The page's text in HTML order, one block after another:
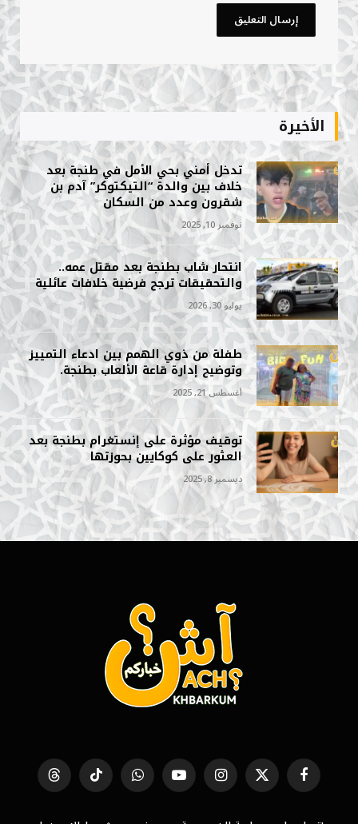
الأخيرة
تدخل أمني بحي الأمل في طنجة بعد
خلاف بين والدة “التيكتوكر” آدم بن
شقرون وعدد من السكان
نوفمبر 10, 2025
انتحار شاب بطنجة بعد مقتل عمه..
والتحقيقات ترجح فرضية خلافات عائلية
يوليو 30, 2026
طفلة من ذوي الهمم بين ادعاء التمييز
وتوضيح إدارة قاعة الألعاب بطنجة.
أغسطس 21, 2025
توقيف مؤثرة على إنستغرام بطنجة بعد
العثور على كوكايين بحوزتها
ديسمبر 8, 2025
فيسبوك X
(Twitter)
الانستغراميوتيوب واتساب تيكتوك Threads